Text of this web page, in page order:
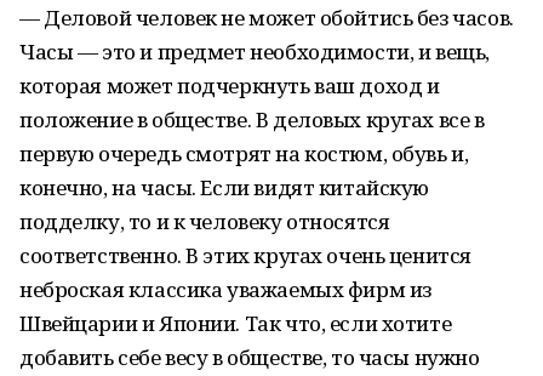
— Деловой человек не может обойтись без часов.
Часы — это и предмет необходимости, и вещь,
которая может подчеркнуть ваш доход и
положение в обществе. В деловых кругах все в
первую очередь смотрят на костюм, обувь и,
конечно, на часы. Если видят китайскую
подделку, то и к человеку относятся
соответственно. В этих кругах очень ценится
неброская классика уважаемых фирм из
Швейцарии и Японии. Так что, если хотите
добавить себе весу в обществе, то часы нужно